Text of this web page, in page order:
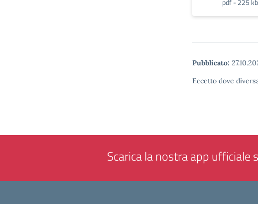
pdf - 225 kb
Pubblicato:
Eccetto dove
Scarica la nostra app ufficiale